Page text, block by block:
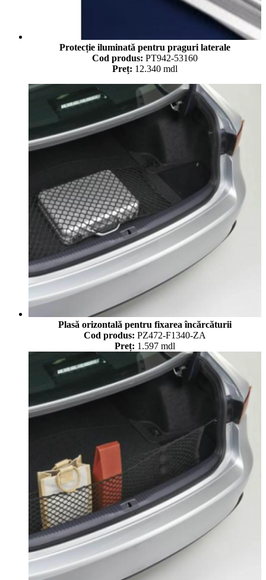
Protecție iluminată pentru praguri laterale
Cod produs: PT942-53160
Preț: 12.340 mdl
Plasă orizontală pentru fixarea încărcăturii
Cod produs: PZ472-F1340-ZA
Preț: 1.597 mdl